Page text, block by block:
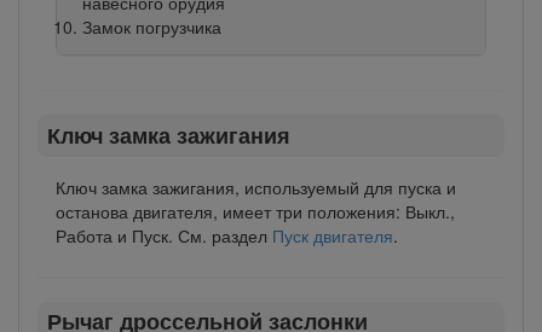
Замок погрузчика
Ключ замка зажигания
Ключ замка зажигания, используемый для пуска и
останова двигателя, имеет три положения: Выкл.,
Работа и Пуск. См. раздел Пуск двигателя.
Рычаг дроссельной заслонки